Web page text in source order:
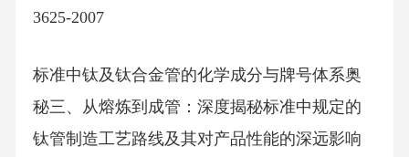
3625-2007
标准中钛及钛合金管的化学成分与牌号体系奥
秘三、从熔炼到成管：深度揭秘标准中规定的
钛管制造工艺路线及其对产品性能的深远影响